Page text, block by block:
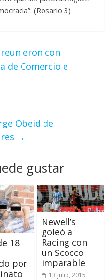
(Rosario 3)
con
de Comercio e
Obeid de
→
gustar
18
por
Newell’s
goleó a
Racing con
un Scocco
imparable
13 julio, 2015